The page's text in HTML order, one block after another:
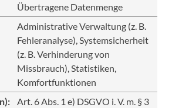
Übertragene Datenmenge
Administrative Verwaltung (z. B.
Fehleranalyse), Systemsicherheit
(z. B. Verhinderung von
Missbrauch), Statistiken,
Komfortfunktionen
Art. 6 Abs. 1 e) DSGVO i. V. m. § 3